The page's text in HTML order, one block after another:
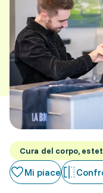
Cura del corpo,
Mi piace